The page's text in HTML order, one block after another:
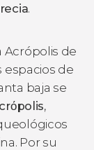
.
Acrópolis de
espacios de
baja se
,
Por su